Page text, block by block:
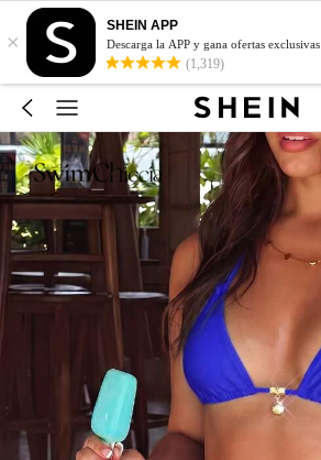
×
SHEIN APP
Descarga la APP y gana ofertas exclusivas
(1,319)